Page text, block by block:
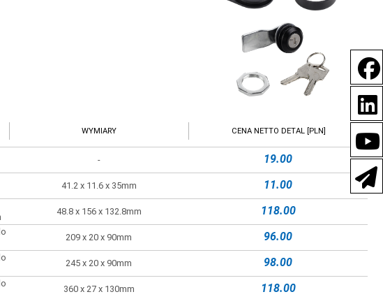
WYMIARY CENA NETTO DETAL [PLN]
- 19.00
41.2 x 11.6 x 35mm 11.00
48.8 x 156 x 132.8mm 118.00
209 x 20 x 90mm 96.00
245 x 20 x 90mm 98.00
360 x 27 x 130mm 118.00